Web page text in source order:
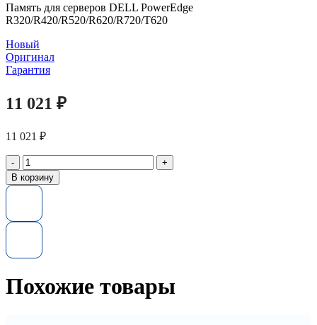
Память для серверов DELL PowerEdge
R320/R420/R520/R620/R720/T620
Новый
Оригинал
Гарантия
11 021 ₽
11 021 ₽
Количество
товара
Память
370-
8GB
Rank
В корзину
Похожие товары